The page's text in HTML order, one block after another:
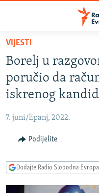
Pređite
glavni
sadržaj
Pređite
na
glavnu
navigaciju
Pređite
na
pretragu
VIJESTI
BOSNA I HERCEGOVINA
SRBIJA
CRNA GORA
VIZUELNO
RAT U UKRAJINI
VIJESTI
Borelj u
poručio da
iskrenog
7. juni/lipanj, 2022.
Podijelite
Dodajte Radio Slobodna